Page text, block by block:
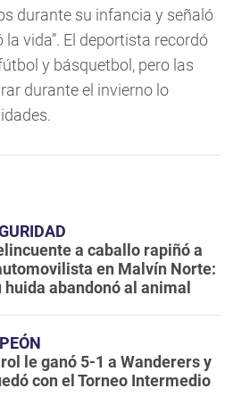
durante su infancia y señaló
la vida”. El deportista recordó
y básquetbol, pero las
durante el invierno lo
a caballo rapiñó a
en Malvín Norte:
huida abandonó al animal
le ganó 5-1 a Wanderers y
con el Torneo Intermedio